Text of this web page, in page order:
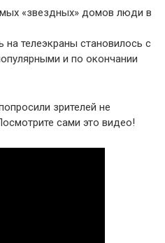
«звездных» домов люди в
телеэкраны становилось с
и по окончании
зрителей не
сами это видео!